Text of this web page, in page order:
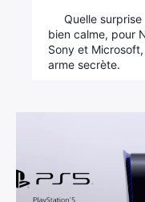
Quelle
bien calme, pour
Sony et
arme secrète.